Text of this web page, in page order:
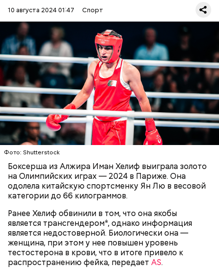
10 августа 2024 01:47
Спорт
Фото: Shutterstock
Боксерша из Алжира Иман Хелиф выиграла золото
на Олимпийских играх — 2024 в Париже. Она
одолела китайскую спортсменку Ян Лю в весовой
категории до 66 килограммов.
Ранее Хелиф обвинили в том, что она якобы
является трансгендером*, однако информация
является недостоверной. Биологически она —
женщина, при этом у нее повышен уровень
тестостерона в крови, что в итоге привело к
распространению фейка, передает AS.
Как сложились судьбы актеров
фильма «Приключения Буратино»
Яшин выработал собственный метод игры на
штрафной площадке. Техника подразумевала
использование не только рук, но и ног. Минспорт
регулярно отчитывал тренеров «Динамо» и
Требовали, чтобы все играли одинаково, без
применения новаторских приемов.
Также Яшин первым начал отбивать мяч, а не
просто пытался его поймать: таким образом
намного проще парировать удар и
препятствовать голу. Он не ловил мячи, которые
были запущены с мощной силой, а пытался сбить их
в сторону и перевести в «угловой».
Для прощения понадобилось три
смерти: за что был наказан
адмирал Николай Кузнецов